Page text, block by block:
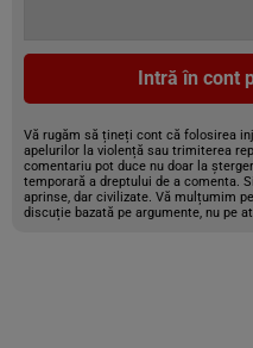
Intră în cont
Vă rugăm să țineți cont că folosirea
apelurilor la violență sau trimiterea
comentariu pot duce nu doar la
temporară a dreptului de a comenta.
aprinse, dar civilizate. Vă mulțumim
discuție bazată pe argumente, nu pe